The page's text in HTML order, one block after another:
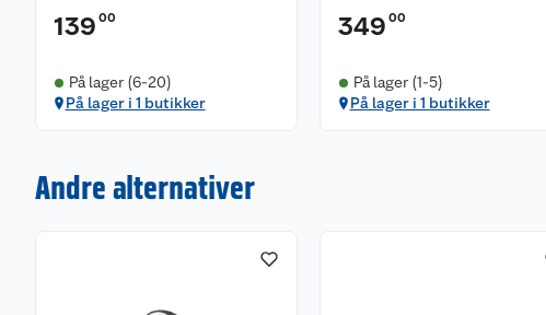
139 00
På lager (6-20)
På lager i 1 butikker
349 00
På lager (1-5)
På lager i 1 butikker
Andre alternativer